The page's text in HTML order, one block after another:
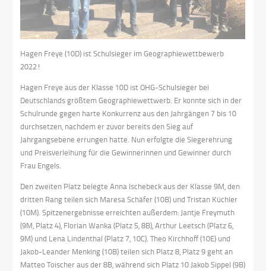
Hagen Freye (10D) ist Schulsieger im Geographiewettbewerb
2022!
Hagen Freye aus der Klasse 10D ist OHG-Schulsieger bei
Deutschlands größtem Geographiewettwerb. Er konnte sich in der
Schulrunde gegen harte Konkurrenz aus den Jahrgängen 7 bis 10
durchsetzen, nachdem er zuvor bereits den Sieg auf
Jahrgangsebene errungen hatte. Nun erfolgte die Siegerehrung
und Preisverleihung für die Gewinnerinnen und Gewinner durch
Frau Engels.
Den zweiten Platz belegte Anna Ischebeck aus der Klasse 9M, den
dritten Rang teilen sich Maresa Schäfer (10B) und Tristan Küchler
(10M). Spitzenergebnisse erreichten außerdem: Jantje Freymuth
(9M, Platz 4), Florian Wanka (Platz 5, 8B), Arthur Leetsch (Platz 6,
9M) und Lena Lindenthal (Platz 7, 10C). Theo Kirchhoff (10E) und
Jakob-Leander Menking (10B) teilen sich Platz 8, Platz 9 geht an
Matteo Toischer aus der 8B, während sich Platz 10 Jakob Sippel (9B)